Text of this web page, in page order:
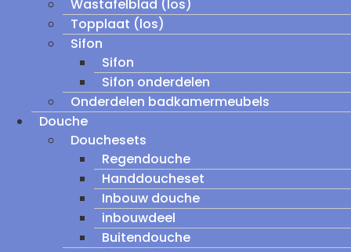
Wastafelblad (los)
Topplaat (los)
Sifon
Sifon
Sifon onderdelen
Onderdelen badkamermeubels
Douche
Douchesets
Regendouche
Handdoucheset
Inbouw douche
inbouwdeel
Buitendouche